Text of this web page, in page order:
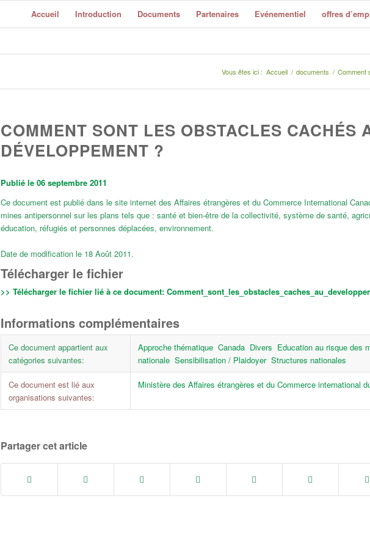
Accueil Introduction Documents Partenaires Evénementiel offres
Vous êtes ici : Accueil / documents / Comment
COMMENT SONT LES OBSTACLES CACHÉS
DÉVELOPPEMENT ?
Publié le 06 septembre 2011
Ce document est publié dans le site internet des Affaires étrangères et du Commerce International
mines antipersonnel sur les plans tels que : santé et bien-être de la collectivité, système de santé,
éducation, réfugiés et personnes déplacées, environnement.
Date de modification le 18 Août 2011.
Télécharger le fichier
>> Télécharger le fichier lié à ce document:
Informations complémentaires
Ce document appartient aux
catégories suivantes:
Approche thématique Canada Divers Education au risque des
nationale Sensibilisation / Plaidoyer Structures nationales
Ce document est lié aux
organisations suivantes:
Ministère des Affaires étrangères et du Commerce international
Partager cet article